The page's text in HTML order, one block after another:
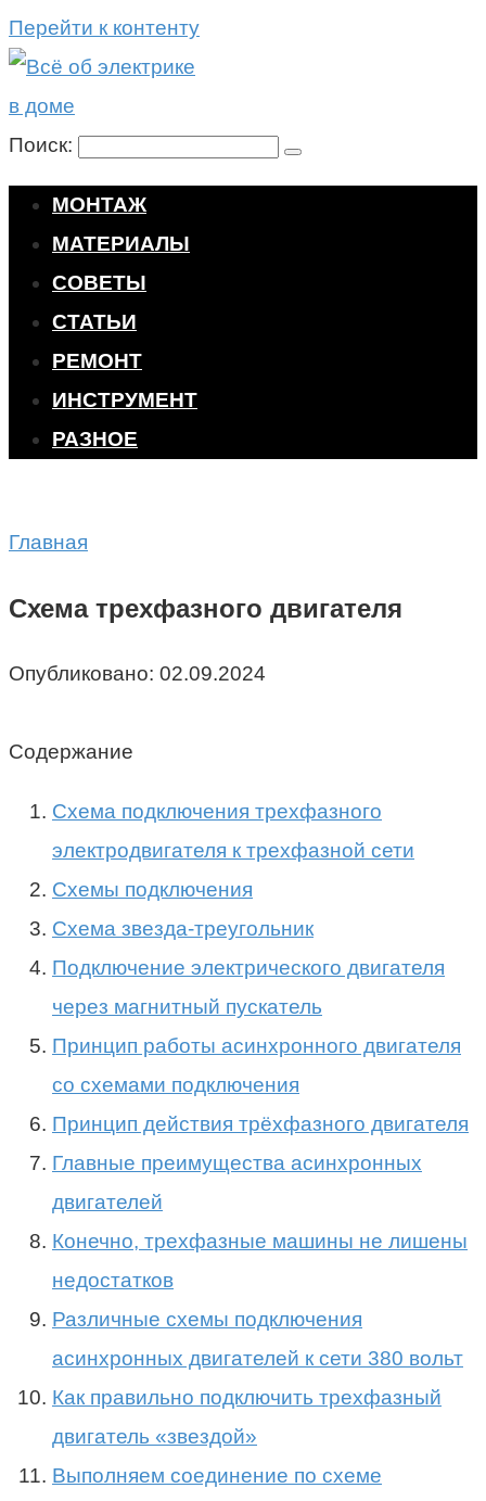
Перейти к контенту
Поиск:
МОНТАЖ
МАТЕРИАЛЫ
СОВЕТЫ
СТАТЬИ
РЕМОНТ
ИНСТРУМЕНТ
РАЗНОЕ
Главная
Схема трехфазного двигателя
Опубликовано: 02.09.2024
Содержание
Схема подключения трехфазного
электродвигателя к трехфазной сети
Схемы подключения
Схема звезда-треугольник
Подключение электрического двигателя
через магнитный пускатель
Принцип работы асинхронного двигателя
со схемами подключения
Принцип действия трёхфазного двигателя
Главные преимущества асинхронных
двигателей
Конечно, трехфазные машины не лишены
недостатков
Различные схемы подключения
асинхронных двигателей к сети 380 вольт
Как правильно подключить трехфазный
двигатель «звездой»
Выполняем соединение по схеме